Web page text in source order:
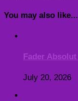
You may also like...
Fader
July 20, 2026